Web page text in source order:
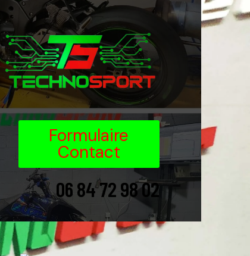
Formulaire
Contact
06 84 72 98 02
06 84 72 98 02